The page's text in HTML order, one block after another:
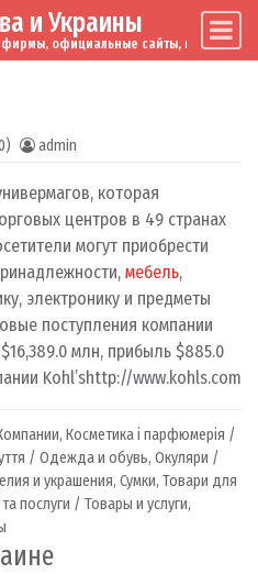
и Украины
фирмы, официальные сайты, мировые
admin
которая
центров в 49 странах
могут приобрести
мебель,
электронику и предметы
поступления компании
млн, прибыль $885.0
Kohl’shttp://www.kohls.com
, Косметика і парфюмерія /
/ Одежда и обувь, Окуляри /
и украшения, Сумки, Товари для
послуги / Товары и услуги,